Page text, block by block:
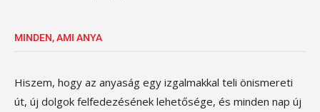
MINDEN, AMI ANYA
Hiszem, hogy az anyaság egy izgalmakkal teli önismereti
út, új dolgok felfedezésének lehetősége, és minden nap új